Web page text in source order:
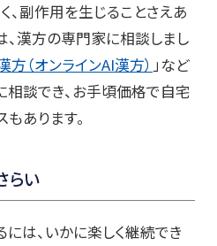
、副作用を生じることさえあ
、漢方の専門家に相談しまし
方（オンラインAI漢方） 」など
相談でき、お手頃価格で自宅
あります。
らい
は、いかに楽しく継続でき